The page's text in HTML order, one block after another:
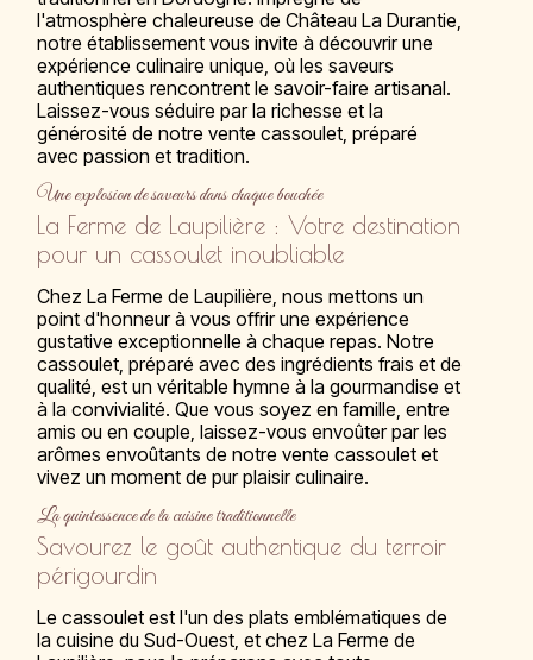
l'atmosphère chaleureuse de Château La Durantie,
notre établissement vous invite à découvrir une
expérience culinaire unique, où les saveurs
authentiques rencontrent le savoir-faire artisanal.
Laissez-vous séduire par la richesse et la
générosité de notre vente cassoulet, préparé
avec passion et tradition.
Une explosion de saveurs dans chaque bouchée
La Ferme de Laupilière : Votre destination
pour un cassoulet inoubliable
Chez La Ferme de Laupilière, nous mettons un
point d'honneur à vous offrir une expérience
gustative exceptionnelle à chaque repas. Notre
cassoulet, préparé avec des ingrédients frais et de
qualité, est un véritable hymne à la gourmandise et
à la convivialité. Que vous soyez en famille, entre
amis ou en couple, laissez-vous envoûter par les
arômes envoûtants de notre vente cassoulet et
vivez un moment de pur plaisir culinaire.
La quintessence de la cuisine traditionnelle
Savourez le goût authentique du terroir
périgourdin
Le cassoulet est l'un des plats emblématiques de
la cuisine du Sud-Ouest, et chez La Ferme de